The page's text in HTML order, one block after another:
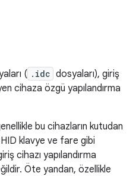
( .idc dosyaları), giriş
cihaza özgü yapılandırma
bu cihazların kutudan
HID klavye ve fare gibi
cihazı yapılandırma
Öte yandan, özellikle